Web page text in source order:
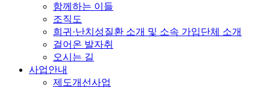
함께하는 이들
조직도
희귀·난치성질환 소개 및 소속 가입단체 소개
걸어온 발자취
오시는 길
사업안내
제도개선사업